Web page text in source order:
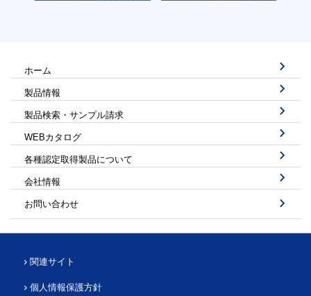
ホーム
製品情報
製品検索・サンプル請求
WEBカタログ
各種認定取得製品について
会社情報
お問い合わせ
関連サイト
個人情報保護方針